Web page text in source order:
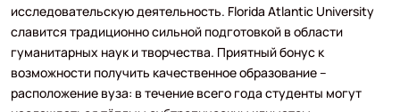
исследовательскую деятельность. Florida Atlantic University
славится традиционно сильной подготовкой в области
гуманитарных наук и творчества. Приятный бонус к
возможности получить качественное образование –
расположение вуза: в течение всего года студенты могут